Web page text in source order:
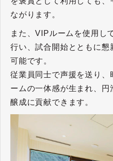
ながります。
また、VIPルームを使用し
行い、試合開始とともに懇
可能です。
従業員同士で声援を送り、
ームの一体感が生まれ、
醸成に貢献できます。